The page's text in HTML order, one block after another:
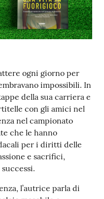
ogni giorno per
impossibili. In
della sua carriera e
con gli amici nel
nel campionato
che le hanno
per i diritti delle
e sacrifici,
l’autrice parla di